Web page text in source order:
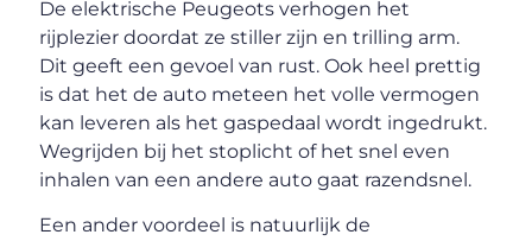
De elektrische Peugeots verhogen het
rijplezier doordat ze stiller zijn en trilling arm.
Dit geeft een gevoel van rust. Ook heel prettig
is dat het de auto meteen het volle vermogen
kan leveren als het gaspedaal wordt ingedrukt.
Wegrijden bij het stoplicht of het snel even
inhalen van een andere auto gaat razendsnel.
Een ander voordeel is natuurlijk de